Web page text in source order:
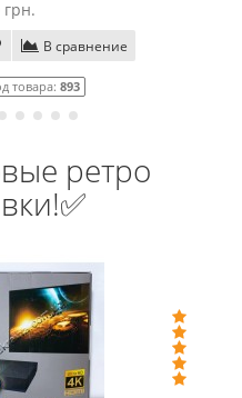
В сравнение
товара: 893
ретро